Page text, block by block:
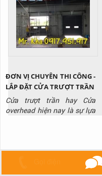
ĐƠN VỊ CHUYÊN THI CÔNG -
LẮP ĐẶT CỬA TRƯỢT TRẦN
Cửa trượt trần hay Cửa
overhead hiện nay là sự lựa
thấp. Vậy cụ thể sản phẩm
này là gì? Tại sao lại được
ứng dụng rộng rãi như vậy?